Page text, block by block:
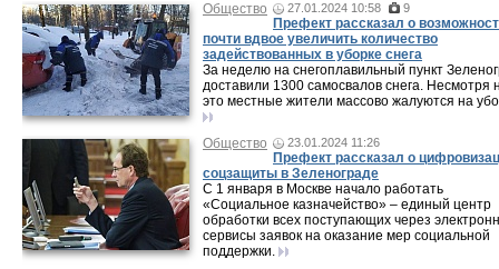
Общество
27.01.2024 10:58 9
Префект рассказал о
почти вдвое увеличить количество
задействованных в уборке снега
За неделю на снегоплавильный пункт
доставили 1300 самосвалов снега. Несмотря
это местные жители массово жалуются на
Общество 23.01.2024 11:26
Префект рассказал о
соцзащиты в Зеленограде
С 1 января в Москве начало работать
«Социальное казначейство» – единый центр
обработки всех поступающих через
сервисы заявок на оказание мер социальной
поддержки.